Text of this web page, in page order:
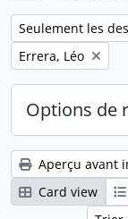
Remove filter:
Seulement les
Remove filter:
Errera, Léo
Options de
Aperçu avant
Card view